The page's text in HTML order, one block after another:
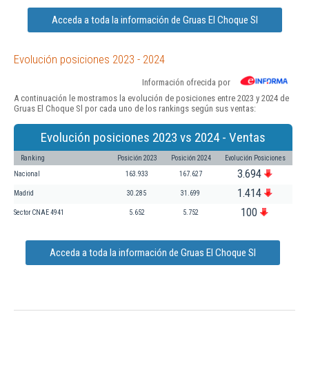
Acceda a toda la información de Gruas El Choque Sl
Evolución posiciones 2023 - 2024
Información ofrecida por
A continuación le mostramos la evolución de posiciones entre 2023 y 2024 de
Gruas El Choque Sl por cada uno de los rankings según sus ventas:
Evolución posiciones 2023 vs 2024 - Ventas
Ranking Posición 2023 Posición 2024 Evolución Posiciones
Nacional 163.933 167.627 3.694
Madrid 30.285 31.699 1.414
Sector CNAE 4941 5.652 5.752 100
Acceda a toda la información de Gruas El Choque Sl